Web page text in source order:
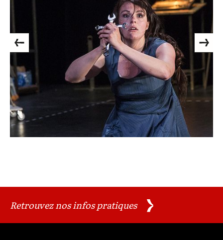
Previous Next
Retrouvez nos infos pratiques